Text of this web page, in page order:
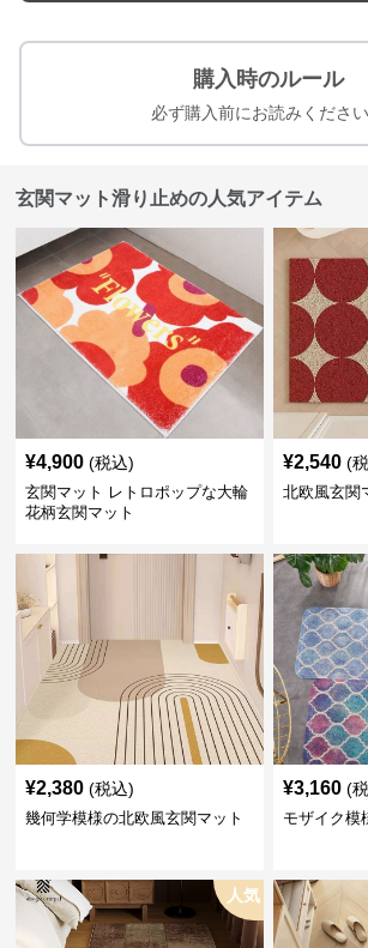
購入時のルール
必ず購入前にお読みください
玄関マット滑り止めの人気アイテム
¥4,900 (税込)
玄関マット レトロポップな大輪
花柄玄関マット
¥2,540 (
北欧風玄関
¥2,380 (税込)
幾何学模様の北欧風玄関マット
¥3,160 (
モザイク模
人気